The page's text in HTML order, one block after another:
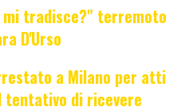
mi tradisce?" terremoto
D'Urso
a Milano per atti
tentativo di ricevere